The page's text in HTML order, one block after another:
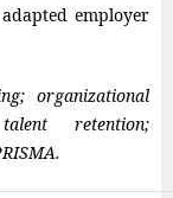
employer
organizational
retention;